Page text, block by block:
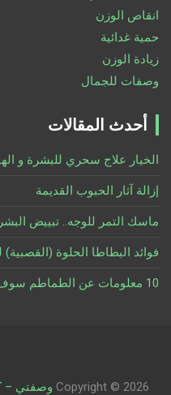
انقاص الوزن
حمية غدائية
زيادة الوزن
وصفات للجمال
أحدث المقالات
الخيار علاج سحري للبشرة و
إزالة آثار الحبوب القديمة
ماسك التمر للوجه.. تبييض
فوائد البطاطا الحلوة
10 معلومات عن الطماطم سوف تصدمك
Copyright © 2026 وصفتي –